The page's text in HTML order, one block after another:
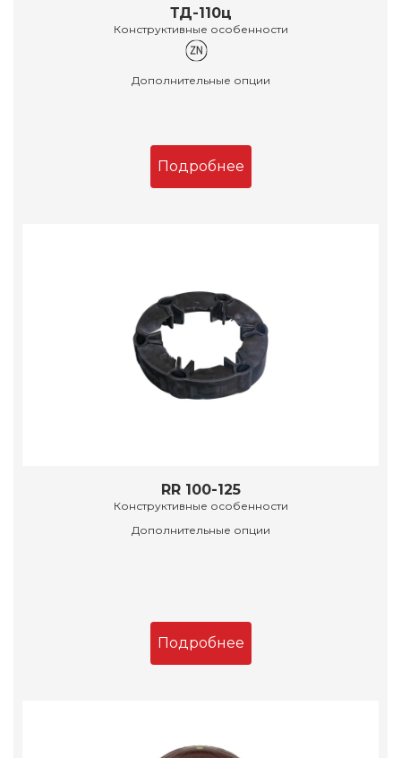
ТД-110ц
Конструктивные особенности
Дополнительные опции
Подробнее
RR 100-125
Конструктивные особенности
Дополнительные опции
Подробнее